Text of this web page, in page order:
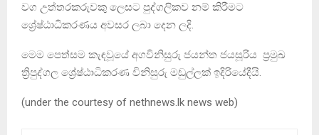
වග උත්තරකරුවකු ලෙසට පුද්ගලිකව නම් කිරීමට
ශ්‍රේෂ්ඨාධිකරණය අවසර ලබා දෙන ලදි.
මෙම පෙත්සම කැඳවූයේ අගවිනිසුරු ජයන්ත ජයසූරිය ප්‍රමුඛ
ත්‍රිපුද්ගල ශ්‍රේෂ්ඨාධිකරණ විනිසුරු මඩුල්ලක් ඉදිරියේදීයි.
(under the courtesy of nethnews.lk news web)